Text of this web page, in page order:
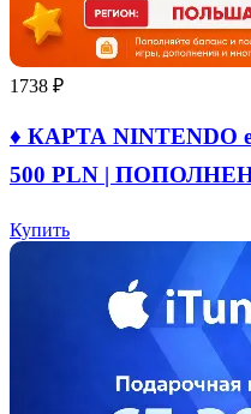
1738 ₽
♦️ КАРТА NINTENDO
500 PLN |
Купить